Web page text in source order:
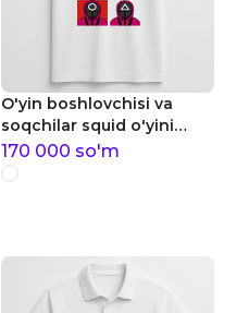
O'yin boshlovchisi va
soqchilar squid o'yini
polo
170 000 so'm